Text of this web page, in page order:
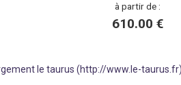
à partir de :
610.00 €
le taurus (http://www.le-